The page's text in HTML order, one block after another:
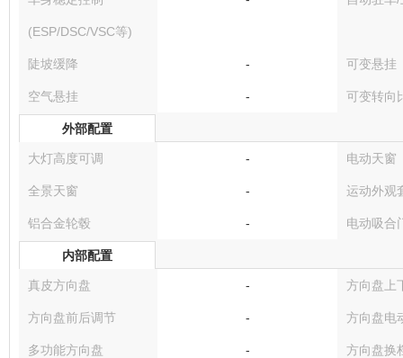
(ESP/DSC/VSC等)
陡坡缓降 - 可变悬挂
空气悬挂 - 可变转向
外部配置
大灯高度可调 - 电动天窗
全景天窗 - 运动外观
铝合金轮毂 - 电动吸合
内部配置
真皮方向盘 - 方向盘上
方向盘前后调节 - 方向盘电
多功能方向盘 - 方向盘换